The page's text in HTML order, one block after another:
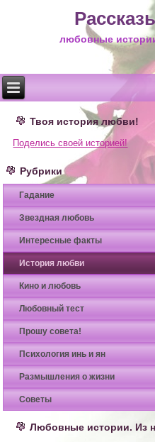
любовные
Твоя история любви!
Поделись своей историей!
Рубрики
Гадание
Звездная любовь
Интересные факты
История любви
Кино и любовь
Любовный тест
Прошу совета!
Психология инь и ян
Размышления о жизни
Советы
Любовные истории. Из